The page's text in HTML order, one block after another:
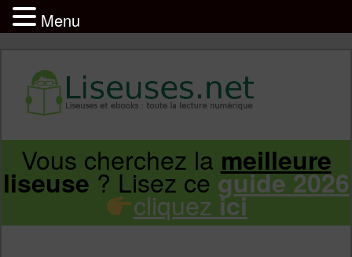
Infos sur les liseuses Kindle, Kobo,
Vivlio, Pocketbook
Aller
Aller
Vous cherchez la meilleure
liseuse? Lisez ceguide 2026
cliquez ici
Menu